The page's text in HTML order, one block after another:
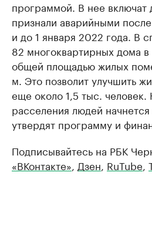
программой. В нее включат
признали аварийными
и до 1 января 2022 года. В
82 многоквартирных дома
общей площадью жилых
м. Это позволит улучшить
еще около 1,5 тыс. человек.
расселения людей
утвердят программу и
Подписывайтесь на РБК
«ВКонтакте», Дзен, RuTube,